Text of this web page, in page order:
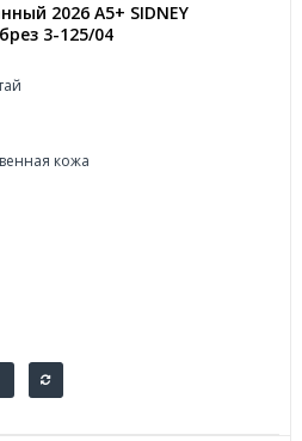
2026 А5+ SIDNEY
3-125/04
кожа